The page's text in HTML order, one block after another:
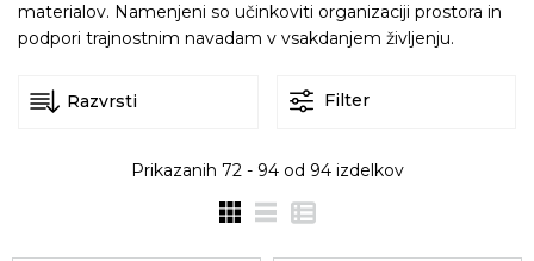
materialov. Namenjeni so učinkoviti organizaciji prostora in
podpori trajnostnim navadam v vsakdanjem življenju.
Filter
Prikazanih 72 - 94od 94izdelkov